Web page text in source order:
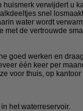
verwijdert u
snel
water wordt
met de vertrouwde
goed werken en
één keer per
voor thuis, op
het waterreservoir.